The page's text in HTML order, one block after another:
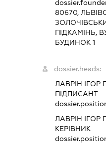
80670,
ПІДКАМІНЬ,
БУДИНОК 1
dossier.heads:
ЛАВРІН
ПІДПИСАНТ
ЛАВРІН
КЕРІВНИК